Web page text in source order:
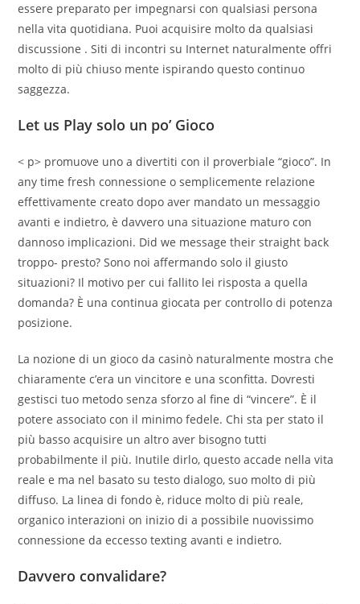
essere preparato per impegnarsi con qualsiasi persona
nella vita quotidiana. Puoi acquisire molto da qualsiasi
discussione . Siti di incontri su Internet naturalmente offri
molto di più chiuso mente ispirando questo continuo
saggezza.
Let us Play solo un po’ Gioco
< p> promuove uno a divertiti con il proverbiale “gioco”. In
any time fresh connessione o semplicemente relazione
effettivamente creato dopo aver mandato un messaggio
avanti e indietro, è davvero una situazione maturo con
dannoso implicazioni. Did we message their straight back
troppo- presto? Sono noi affermando solo il giusto
situazioni? Il motivo per cui fallito lei risposta a quella
domanda? È una continua giocata per controllo di potenza
posizione.
La nozione di un gioco da casinò naturalmente mostra che
chiaramente c’era un vincitore e una sconfitta. Dovresti
gestisci tuo metodo senza sforzo al fine di “vincere”. È il
potere associato con il minimo fedele. Chi sta per stato il
più basso acquisire un altro aver bisogno tutti
probabilmente il più. Inutile dirlo, questo accade nella vita
reale e ma nel basato su testo dialogo, suo molto di più
diffuso. La linea di fondo è, riduce molto di più reale,
organico interazioni on inizio di a possibile nuovissimo
connessione da eccesso texting avanti e indietro.
Davvero convalidare?